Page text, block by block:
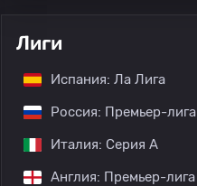
Лиги
Испания: Ла Лига
Россия: Премьер-лига
Италия: Серия А
Англия: Премьер-лига